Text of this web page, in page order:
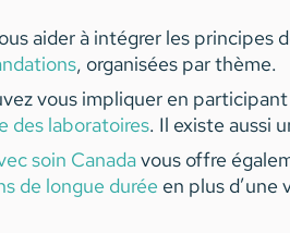
aider à intégrer les principes
, organisées par thème.
vous impliquer en
des laboratoires. Il existe aussi
soin Canadavous offre
de longue durée en plus d’une